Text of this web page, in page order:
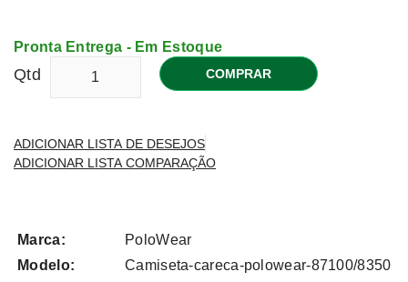
Pronta Entrega - Em Estoque
Qtd COMPRAR
ADICIONAR LISTA DE DESEJOS
ADICIONAR LISTA COMPARAÇÃO
Marca:
PoloWear
Modelo:
Camiseta-careca-polowear-87100/8350